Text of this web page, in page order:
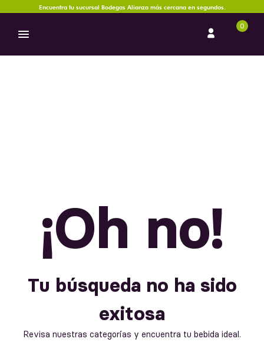
Encuentra tu sucursal Bodegas Alianza más cercana en segundos.
0
¡Oh no!
Tu búsqueda no ha sido
exitosa
Revisa nuestras categorías y encuentra tu bebida ideal.